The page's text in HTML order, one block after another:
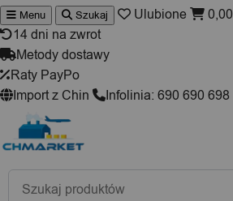
Wyszukiwarka
produktów
Menu Szukaj Ulubione 0,00
14 dni na zwrot
Metody dostawy
Raty PayPo
Import z Chin
Infolinia: 690 690 698
Wyszukiwarka
produktów